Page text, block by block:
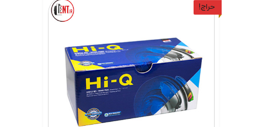
حراج!